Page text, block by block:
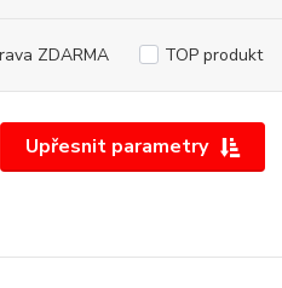
Upřesnit parametry
ZDARMA TOP produkt